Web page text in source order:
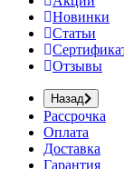
Новинки
Статьи
Отзывы
Назад
Рассрочка
Оплата
Доставка
Гарантия